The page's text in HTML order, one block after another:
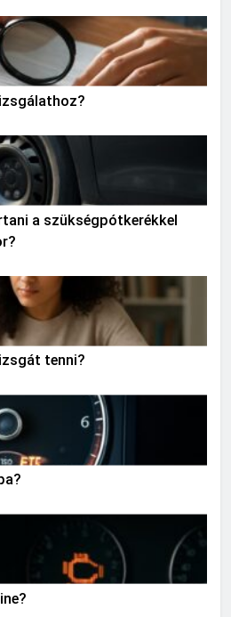
a szükségpótkerékkel
tenni?